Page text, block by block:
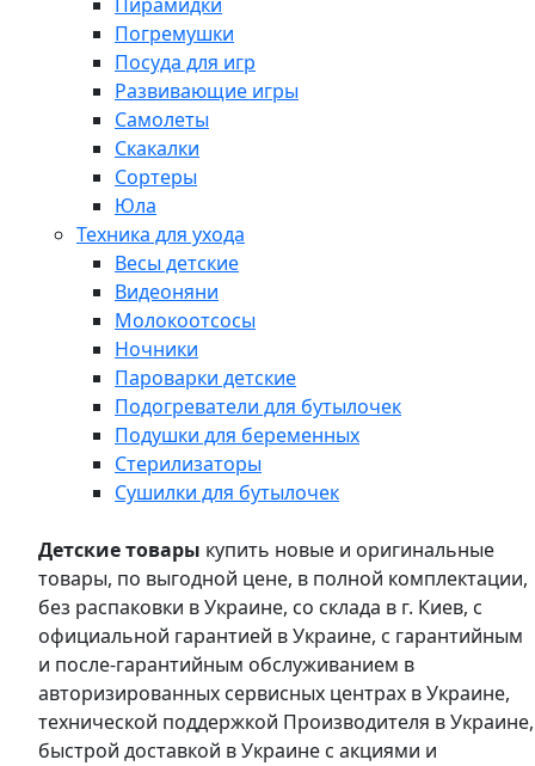
Погремушки
Посуда для игр
Развивающие игры
Самолеты
Скакалки
Сортеры
Юла
Техника для ухода
Весы детские
Видеоняни
Молокоотсосы
Ночники
Пароварки детские
Подогреватели для бутылочек
Подушки для беременных
Стерилизаторы
Сушилки для бутылочек
Детские товары купить новые и оригинальные
товары, по выгодной цене, в полной комплектации,
без распаковки в Украине, со склада в г. Киев, с
официальной гарантией в Украине, с гарантийным
и после-гарантийным обслуживанием в
авторизированных сервисных центрах в Украине,
технической поддержкой Производителя в Украине,
быстрой доставкой в Украине с акциями и